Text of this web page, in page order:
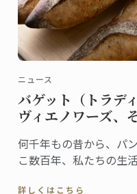
ニュース
バゲット（トラデ
ヴィエノワーズ、
何千年もの昔から、パ
こ数百年、私たちの生
詳しくはこちら